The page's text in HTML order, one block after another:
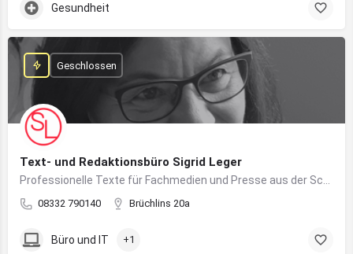
Gesundheit
Text- und Redaktionsbüro Sigrid Leger
08332 790140 Brüchlins 20a
Geschlossen
Büro und IT +1